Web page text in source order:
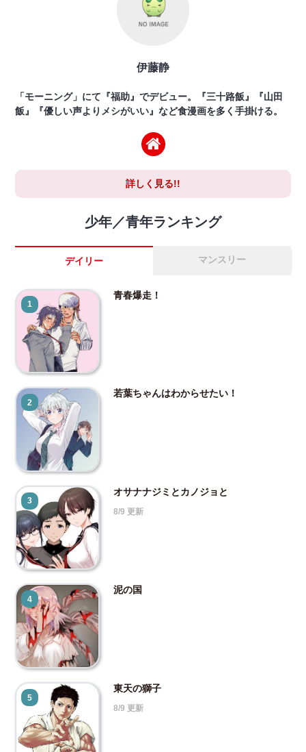
伊藤静
「モーニング」にて『福助』でデビュー。『三十路飯』『山田
飯』『優しい声よりメシがいい』など食漫画を多く手掛ける。
詳しく見る!!
少年／青年ランキング
デイリー マンスリー
1
青春爆走！
2
若葉ちゃんはわからせたい！
3
オサナナジミとカノジョと
8/9 更新
4
泥の国
5
東天の獅子
8/9 更新